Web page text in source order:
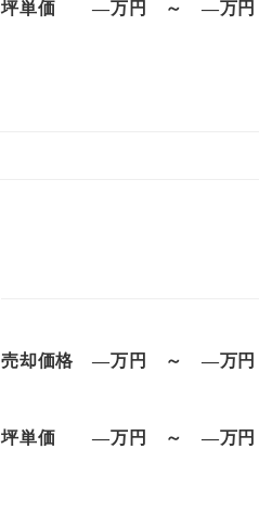
坪単価 —万円 ～ —万円
売却価格 —万円 ～ —万円
坪単価 —万円 ～ —万円